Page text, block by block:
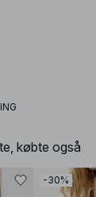
købte også
-30%